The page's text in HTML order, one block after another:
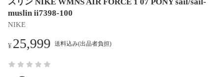
muslin ii7398-100
NIKE
¥25,999 送料込み(出品者負担)